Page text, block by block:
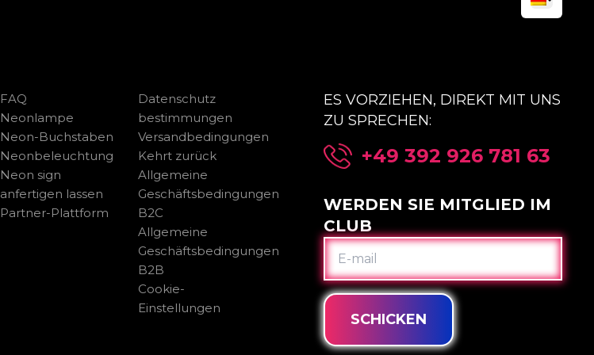
FAQ
Neonlampe
Neon-Buchstaben
Neonbeleuchtung
Neon sign
anfertigen lassen
Partner-Plattform
Datenschutz
bestimmungen
Versandbedingungen
Kehrt zurück
Allgemeine
Geschäftsbedingungen
B2C
Allgemeine
Geschäftsbedingungen
B2B
Cookie-
Einstellungen
ES VORZIEHEN, DIREKT MIT UNS
ZU SPRECHEN:
+49 392 926 781 63
WERDEN SIE MITGLIED IM
CLUB
E-
MAIL
SCHICKEN